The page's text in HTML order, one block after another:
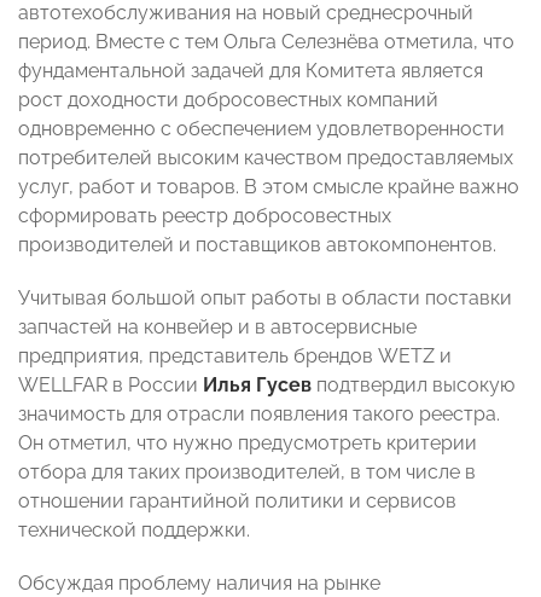
автотехобслуживания на новый среднесрочный
период. Вместе с тем Ольга Селезнёва отметила, что
фундаментальной задачей для Комитета является
рост доходности добросовестных компаний
одновременно с обеспечением удовлетворенности
потребителей высоким качеством предоставляемых
услуг, работ и товаров. В этом смысле крайне важно
сформировать реестр добросовестных
производителей и поставщиков автокомпонентов.
Учитывая большой опыт работы в области поставки
запчастей на конвейер и в автосервисные
предприятия, представитель брендов WETZ и
WELLFAR в России Илья Гусев подтвердил высокую
значимость для отрасли появления такого реестра.
Он отметил, что нужно предусмотреть критерии
отбора для таких производителей, в том числе в
отношении гарантийной политики и сервисов
технической поддержки.
Обсуждая проблему наличия на рынке